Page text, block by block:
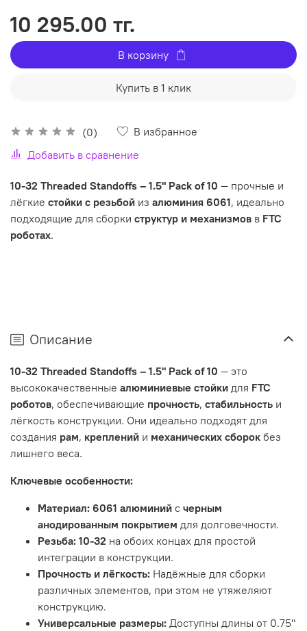
(0)
В избранное
Добавить в сравнение
10 295.00 тг.
В корзину
Купить в 1 клик
10-32 Threaded Standoffs – 1.5" Pack of 10 — прочные и
лёгкие стойки с резьбой из алюминия 6061, идеально
подходящие для сборки структур и механизмов в FTC
роботах.
Описание
10-32 Threaded Standoffs – 1.5" Pack of 10 — это
высококачественные алюминиевые стойки для FTC
роботов, обеспечивающие прочность, стабильность и
лёгкость конструкции. Они идеально подходят для
создания рам, креплений и механических сборок без
лишнего веса.
Ключевые особенности:
Материал: 6061 алюминий с черным
анодированным покрытием для долговечности.
Резьба: 10-32 на обоих концах для простой
интеграции в конструкции.
Прочность и лёгкость: Надёжные для сборки
различных элементов, при этом не утяжеляют
конструкцию.
Универсальные размеры: Доступны длины от 0.75"